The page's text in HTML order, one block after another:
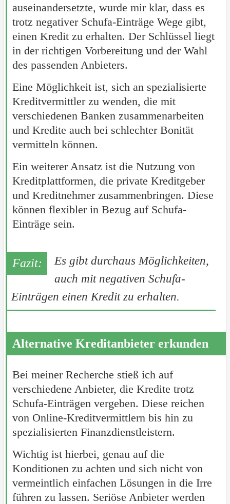
auseinandersetzte, wurde mir klar, dass es
trotz negativer Schufa-Einträge Wege gibt,
einen Kredit zu erhalten. Der Schlüssel liegt
in der richtigen Vorbereitung und der Wahl
des passenden Anbieters.
Eine Möglichkeit ist, sich an spezialisierte
Kreditvermittler zu wenden, die mit
verschiedenen Banken zusammenarbeiten
und Kredite auch bei schlechter Bonität
vermitteln können.
Ein weiterer Ansatz ist die Nutzung von
Kreditplattformen, die private Kreditgeber
und Kreditnehmer zusammenbringen. Diese
können flexibler in Bezug auf Schufa-
Einträge sein.
Es gibt durchaus Möglichkeiten,
auch mit negativen Schufa-
Einträgen einen Kredit zu erhalten.
Alternative Kreditanbieter erkunden
Bei meiner Recherche stieß ich auf
verschiedene Anbieter, die Kredite trotz
Schufa-Einträgen vergeben. Diese reichen
von Online-Kreditvermittlern bis hin zu
spezialisierten Finanzdienstleistern.
Wichtig ist hierbei, genau auf die
Konditionen zu achten und sich nicht von
vermeintlich einfachen Lösungen in die Irre
führen zu lassen. Seriöse Anbieter werden